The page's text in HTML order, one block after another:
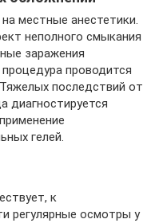
местные анестетики.
неполного смыкания
заражения
проводится
последствий от
диагностируется
гелей.
к
регулярные осмотры у